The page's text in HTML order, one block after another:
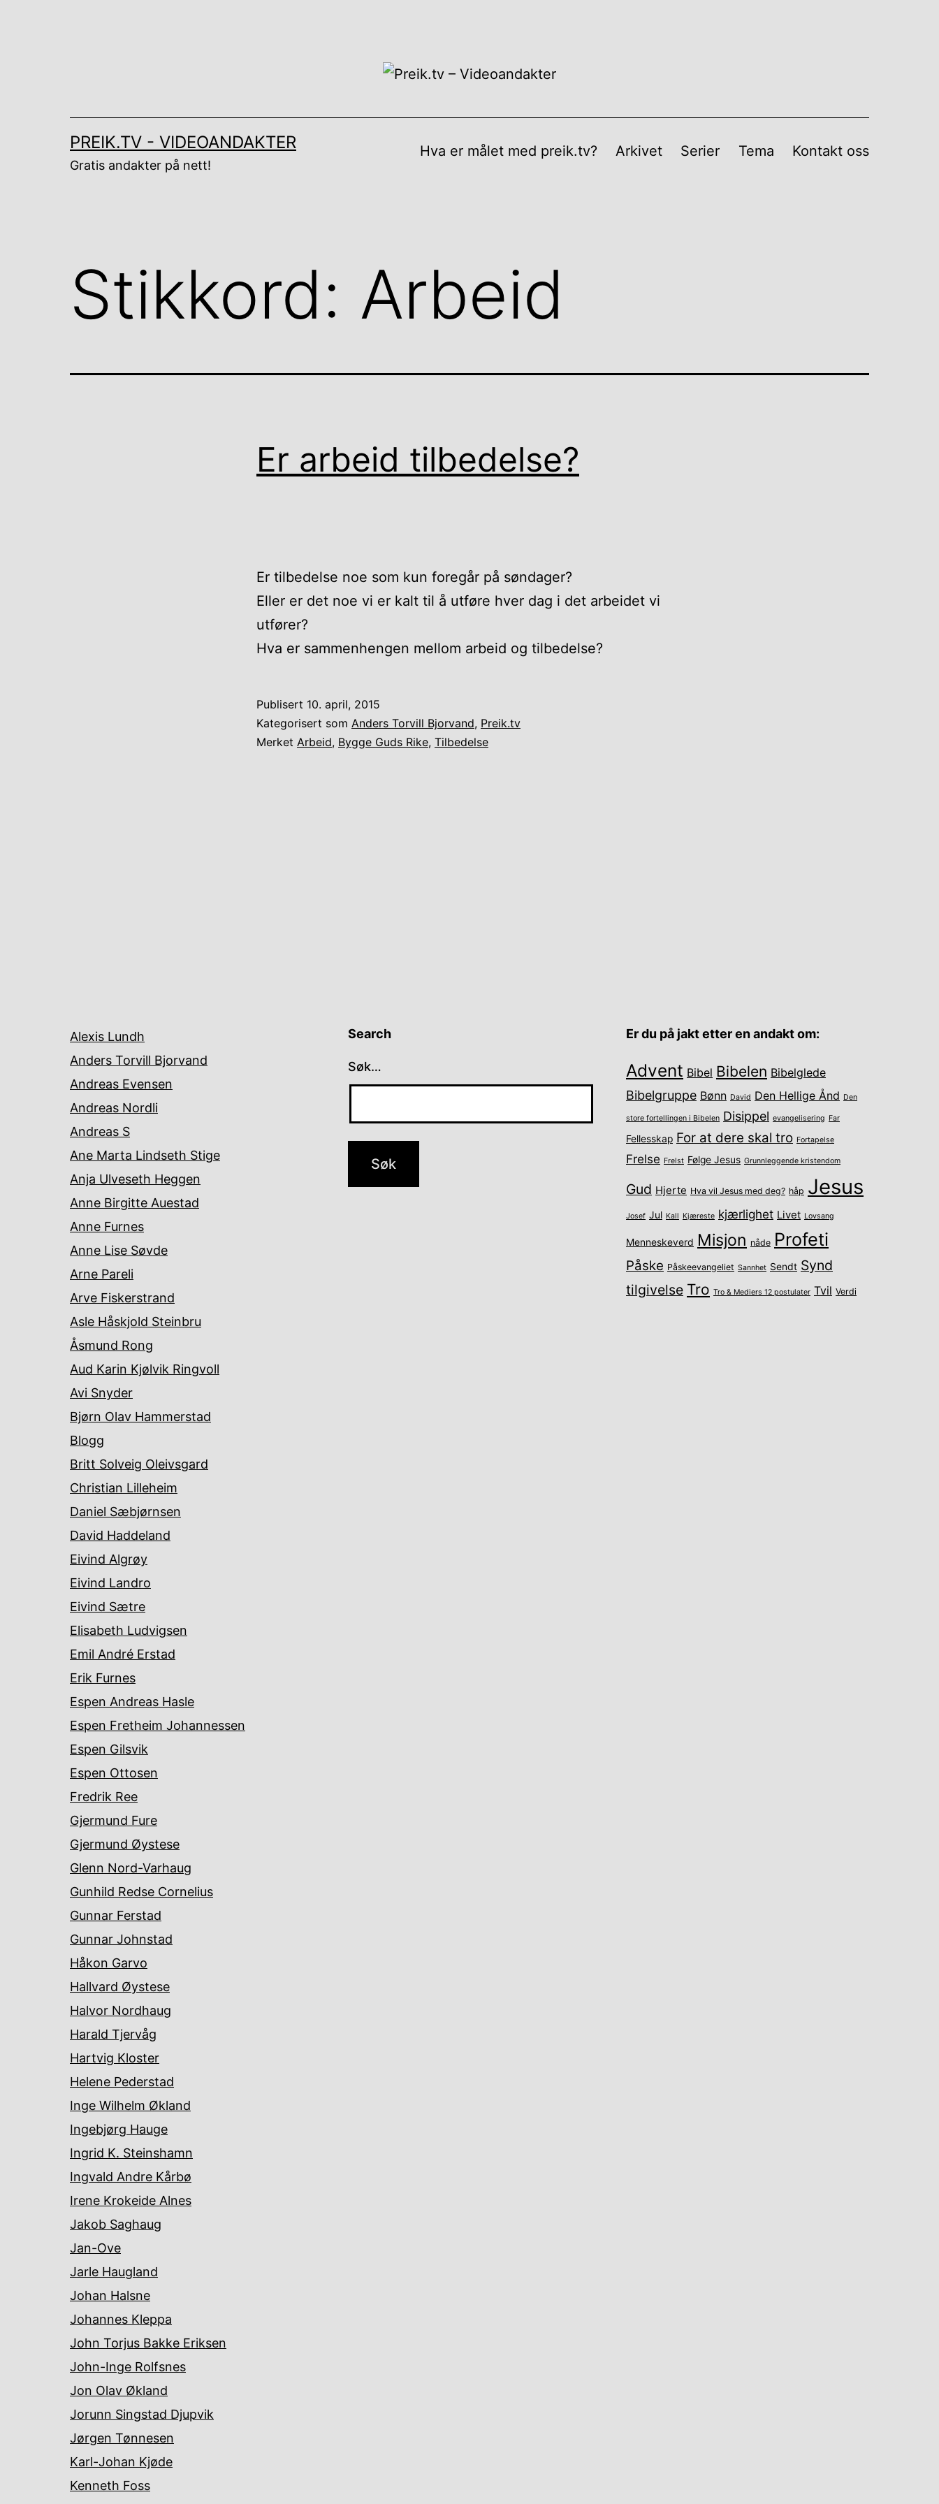
PREIK.TV - VIDEOANDAKTER
Gratis andakter på nett!
Hva er målet med preik.tv? Arkivet Serier Tema Kontakt oss
Stikkord: Arbeid
Er arbeid tilbedelse?
Er tilbedelse noe som kun foregår på søndager?
Eller er det noe vi er kalt til å utføre hver dag i det arbeidet vi
utfører?
Hva er sammenhengen mellom arbeid og tilbedelse?
Publisert 10. april, 2015
Kategorisert som Anders Torvill Bjorvand, Preik.tv
Merket Arbeid, Bygge Guds Rike, Tilbedelse
Alexis Lundh
Anders Torvill Bjorvand
Andreas Evensen
Andreas Nordli
Andreas S
Ane Marta Lindseth Stige
Anja Ulveseth Heggen
Anne Birgitte Auestad
Anne Furnes
Anne Lise Søvde
Arne Pareli
Arve Fiskerstrand
Asle Håskjold Steinbru
Åsmund Rong
Aud Karin Kjølvik Ringvoll
Avi Snyder
Bjørn Olav Hammerstad
Blogg
Britt Solveig Oleivsgard
Christian Lilleheim
Daniel Sæbjørnsen
David Haddeland
Eivind Algrøy
Eivind Landro
Eivind Sætre
Elisabeth Ludvigsen
Emil André Erstad
Erik Furnes
Espen Andreas Hasle
Espen Fretheim Johannessen
Espen Gilsvik
Espen Ottosen
Fredrik Ree
Gjermund Fure
Gjermund Øystese
Glenn Nord-Varhaug
Gunhild Redse Cornelius
Gunnar Ferstad
Gunnar Johnstad
Håkon Garvo
Hallvard Øystese
Halvor Nordhaug
Harald Tjervåg
Hartvig Kloster
Helene Pederstad
Inge Wilhelm Økland
Ingebjørg Hauge
Ingrid K. Steinshamn
Ingvald Andre Kårbø
Irene Krokeide Alnes
Jakob Saghaug
Jan-Ove
Jarle Haugland
Johan Halsne
Johannes Kleppa
John Torjus Bakke Eriksen
John-Inge Rolfsnes
Jon Olav Økland
Jorunn Singstad Djupvik
Jørgen Tønnesen
Karl-Johan Kjøde
Kenneth Foss
Search
Søk…
Er du på jakt etter en andakt om:
Advent Bibel Bibelen Bibelglede
Bibelgruppe Bønn David Den Hellige Ånd Den
store fortellingen i Bibelen Disippel evangelisering Far
Fellesskap For at dere skal tro Fortapelse
Frelse Frelst Følge Jesus Grunnleggende kristendom
Gud Hjerte Hva vil Jesus med deg? håp Jesus
Josef Jul Kall Kjæreste kjærlighet Livet Lovsang
Menneskeverd Misjon nåde Profeti
Påske Påskeevangeliet Sannhet Sendt Synd
tilgivelse Tro Tro & Mediers 12 postulater Tvil Verdi